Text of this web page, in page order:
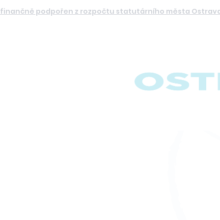
podpořen z rozpočtu statutárního města